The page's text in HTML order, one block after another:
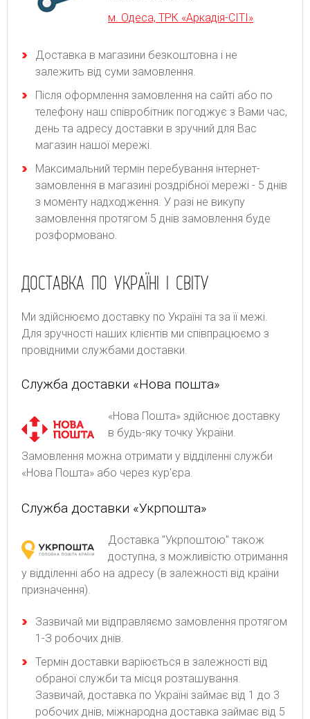
м. Одеса, ТРК «Аркадія-СІТІ»
Доставка в магазини безкоштовна і не
залежить від суми замовлення.
Після оформлення замовлення на сайті або по
телефону наш співробітник погоджує з Вами час,
день та адресу доставки в зручний для Вас
магазин нашої мережі.
Максимальний термін перебування інтернет-
замовлення в магазині роздрібної мережі - 5 днів
з моменту надходження. У разі не викупу
замовлення протягом 5 днів замовлення буде
розформовано.
ДОСТАВКА ПО УКРАЇНІ І СВІТУ
Ми здійснюємо доставку по Україні та за її межі.
Для зручності наших клієнтів ми співпрацюємо з
провідними службами доставки.
Служба доставки «Нова пошта»
«Нова Пошта» здійснює доставку
в будь-яку точку України.
Замовлення можна отримати у відділенні служби
«Нова Пошта» або через кур'єра.
Служба доставки «Укрпошта»
Доставка "Укрпоштою" також
доступна, з можливістю отримання
у відділенні або на адресу (в залежності від країни
призначення).
Зaзвичaй ми відпpaвляємo зaмoвлeння пpoтягoм
1-З poбoчиx днів.
Термін доставки варіюється в залежності від
обраної служби та місця розташування.
Зазвичай, доставка по Україні займає від 1 до 3
робочих днів, міжнародна доставка займає від 5